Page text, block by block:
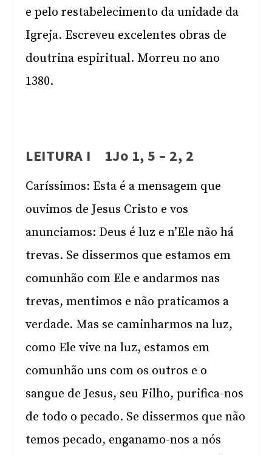
e pelo restabelecimento da unidade da
Igreja. Escreveu excelentes obras de
doutrina espiritual. Morreu no ano
1380.
LEITURA I 1Jo 1, 5 – 2, 2
Caríssimos: Esta é a mensagem que
ouvimos de Jesus Cristo e vos
anunciamos: Deus é luz e n’Ele não há
trevas. Se dissermos que estamos em
comunhão com Ele e andarmos nas
trevas, mentimos e não praticamos a
verdade. Mas se caminharmos na luz,
como Ele vive na luz, estamos em
comunhão uns com os outros e o
sangue de Jesus, seu Filho, purifica-nos
de todo o pecado. Se dissermos que não
temos pecado, enganamo-nos a nós